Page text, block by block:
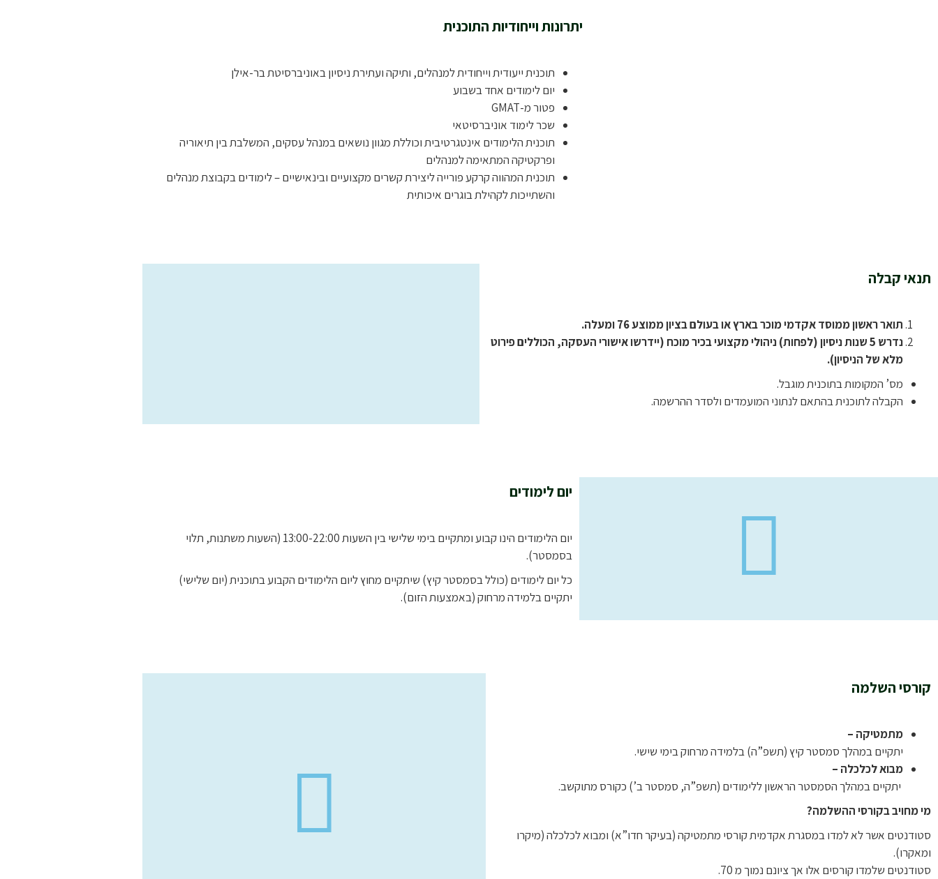
יתרונות וייחודיות התוכנית
תוכנית ייעודית וייחודית למנהלים, ותיקה ועתירת ניסיון באוניברסיטת בר-אילן
יום לימודים אחד בשבוע
פטור מ-GMAT
שכר לימוד אוניברסיטאי
תוכנית הלימודים אינטגרטיבית וכוללת מגוון נושאים במנהל עסקים, המשלבת בין תיאוריה
ופרקטיקה המתאימה למנהלים
תוכנית המהווה קרקע פורייה ליצירת קשרים מקצועיים ובינאישיים – לימודים בקבוצת מנהלים
והשתייכות לקהילת בוגרים איכותית
תנאי קבלה
תואר ראשון ממוסד אקדמי מוכר בארץ או בעולם בציון ממוצע 76 ומעלה.
נדרש 5 שנות ניסיון (לפחות) ניהולי מקצועי בכיר מוכח (יידרשו אישורי העסקה, הכוללים פירוט
מלא של הניסיון).
מס’ המקומות בתוכנית מוגבל.
הקבלה לתוכנית בהתאם לנתוני המועמדים ולסדר ההרשמה.
יום לימודים
יום הלימודים הינו קבוע ומתקיים בימי שלישי בין השעות 13:00-22:00 (השעות משתנות, תלוי
בסמסטר).
כל יום לימודים (כולל בסמסטר קיץ) שיתקיים מחוץ ליום הלימודים הקבוע בתוכנית (יום שלישי)
יתקיים בלמידה מרחוק (באמצעות הזום).
קורסי השלמה
מתמטיקה –
יתקיים במהלך סמסטר קיץ (תשפ”ה) בלמידה מרחוק בימי שישי.
מבוא לכלכלה –
יתקיים במהלך הסמסטר הראשון ללימודים (תשפ”ה, סמסטר ב’) כקורס מתוקשב.
מי מחויב בקורסי ההשלמה?
סטודנטים אשר לא למדו במסגרת אקדמית קורסי מתמטיקה (בעיקר חדו”א) ומבוא לכלכלה (מיקרו
ומאקרו).
סטודנטים שלמדו קורסים אלו אך ציונם נמוך מ 70.